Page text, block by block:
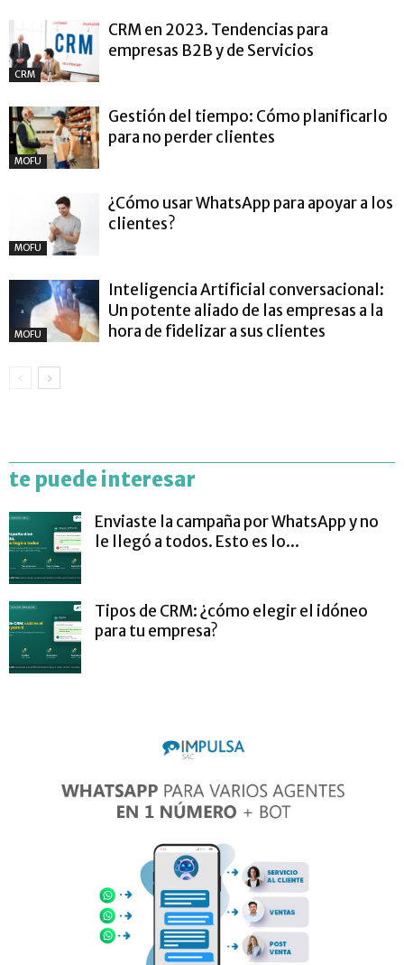
CRM
CRM en 2023. Tendencias para
empresas B2B y de Servicios
MOFU
Gestión del tiempo: Cómo planificarlo
para no perder clientes
MOFU
¿Cómo usar WhatsApp para apoyar a los
clientes?
MOFU
Inteligencia Artificial conversacional:
Un potente aliado de las empresas a la
hora de fidelizar a sus clientes
te puede interesar
Enviaste la campaña por WhatsApp y no
le llegó a todos. Esto es lo...
Tipos de CRM: ¿cómo elegir el idóneo
para tu empresa?